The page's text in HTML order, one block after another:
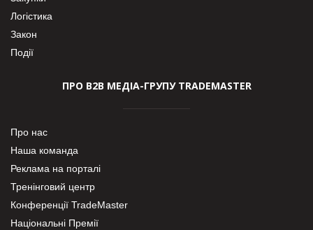
Логістика
Закон
Події
ПРО В2В МЕДІА-ГРУПУ TRADEMASTER
Про нас
Наша команда
Реклама на порталі
Тренінговий центр
Конференції TradeMaster
Національні Премії